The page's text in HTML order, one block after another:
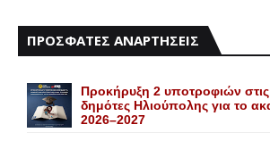
ΠΡΟΣΦΑΤΕΣ ΑΝΑΡΤΗΣΕΙΣ
Προκήρυξη 2 υποτροφιών
δημότες Ηλιούπολης για το
2026–2027